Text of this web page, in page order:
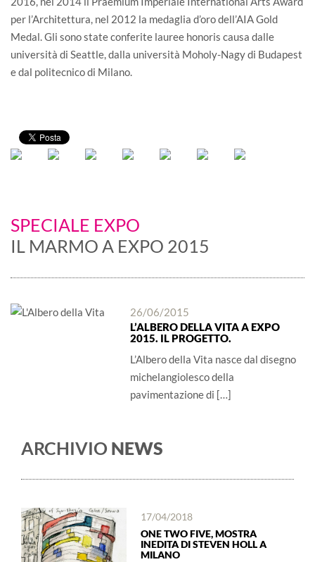
per l’Architettura, nel 2012 la medaglia d’oro dell’AIA Gold
Medal. Gli sono state conferite lauree honoris causa dalle
università di Seattle, dalla università Moholy-Nagy di Budapest
e dal politecnico di Milano.
SPECIALE EXPO
IL MARMO A EXPO 2015
26/06/2015
L’ALBERO DELLA VITA A EXPO
2015. IL PROGETTO.
L’Albero della Vita nasce dal disegno
michelangiolesco della
pavimentazione di […]
ARCHIVIO NEWS
17/04/2018
ONE TWO FIVE, MOSTRA
INEDITA DI STEVEN HOLL A
MILANO